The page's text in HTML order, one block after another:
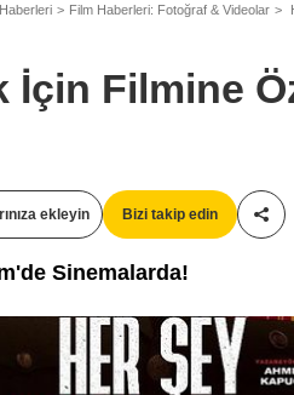
Film Haberleri: Fotoğraf & Videolar
İçin Filmine
ekleyin Bizi takip edin
Sinemalarda!